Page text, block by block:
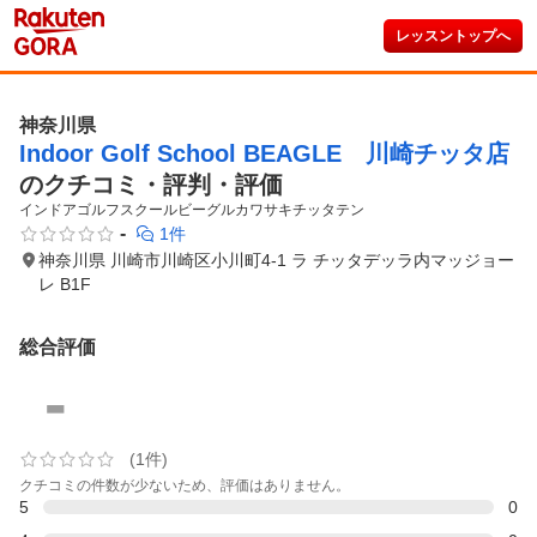
レッスントップへ
神奈川県
Indoor Golf School BEAGLE 川崎チッタ店
のクチコミ・評判・評価
インドアゴルフスクールビーグルカワサキチッタテン
-
1件
神奈川県 川崎市川崎区小川町4-1 ラ チッタデッラ内マッジョー
レ B1F
総合評価
-
(1件)
クチコミの件数が少ないため、評価はありません。
5
0